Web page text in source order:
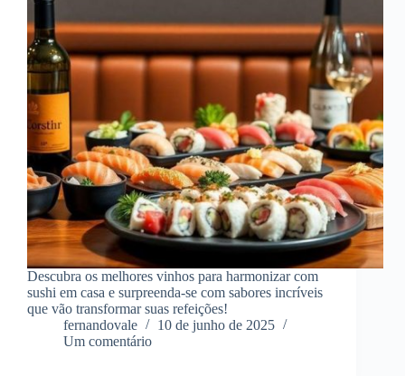
Descubra os melhores vinhos para harmonizar com
sushi em casa e surpreenda-se com sabores incríveis
que vão transformar suas refeições!
fernandovale
10 de junho de 2025
Um comentário